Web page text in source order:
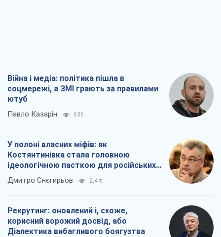
Війна і медіа: політика пішла в
соцмережі, а ЗМІ грають за правилами
ютуб
Павло Казарін 636
У полоні власних міфів: як
Костянтинівка стала головною
ідеологічною пасткою для російських
окупантів
Дмитро Снєгирьов 2,4 т.
Рекрутинг: оновлений і, схоже,
корисний ворожий досвід, або
Діалектика вибагливого боягузтва